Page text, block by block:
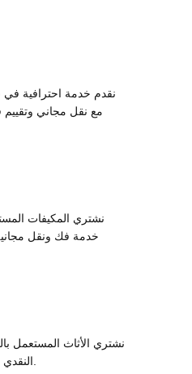
نقدم خدمة احترافية في
مع نقل مجاني وتقييم
نشتري المكيفات
خدمة فك ونقل
نشتري الأثاث المستعمل